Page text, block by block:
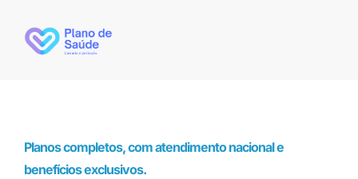
Planos completos, com atendimento nacional e
benefícios exclusivos.